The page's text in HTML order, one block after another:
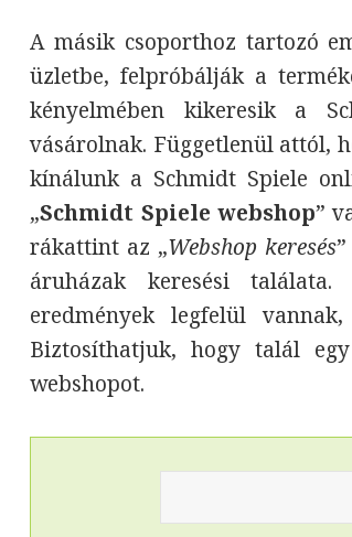
A másik csoporthoz tartozó
üzletbe, felpróbálják a
kényelmében kikeresik a
vásárolnak. Függetlenül attól,
kínálunk a Schmidt Spiele
„Schmidt Spiele webshop”
rákattint az „Webshop keresés
áruházak keresési
eredmények legfelül
Biztosíthatjuk, hogy talál
webshopot.